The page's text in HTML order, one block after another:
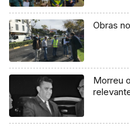
Obras
Morreu